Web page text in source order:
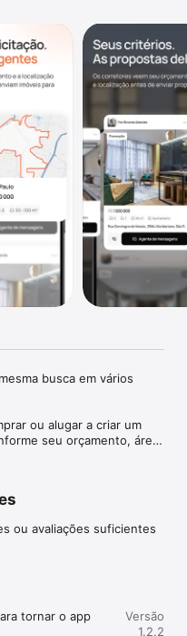
busca em vários
ou alugar a criar um
seu orçamento, área
chegam novas ofertas, e
ou aluguel
quartos e
ou avaliações suficientes
tornar o app
Versão
1.2.2